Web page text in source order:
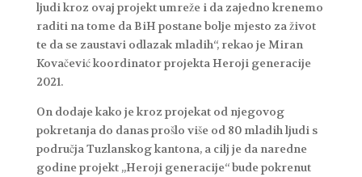
ljudi kroz ovaj projekt umreže i da zajedno krenemo
raditi na tome da BiH postane bolje mjesto za život
te da se zaustavi odlazak mladih“, rekao je Miran
Kovačević koordinator projekta Heroji generacije
2021.
On dodaje kako je kroz projekat od njegovog
pokretanja do danas prošlo više od 80 mladih ljudi s
područja Tuzlanskog kantona, a cilj je da naredne
godine projekt „Heroji generacije“ bude pokrenut